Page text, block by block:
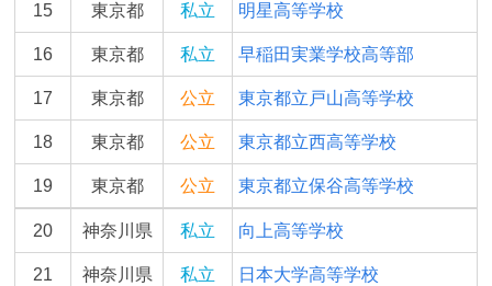
15 東京都 私立 明星高等学校
16 東京都 私立 早稲田実業学校高等部
17 東京都 公立 東京都立戸山高等学校
18 東京都 公立 東京都立西高等学校
19 東京都 公立 東京都立保谷高等学校
20 神奈川県 私立 向上高等学校
21 神奈川県 私立 日本大学高等学校